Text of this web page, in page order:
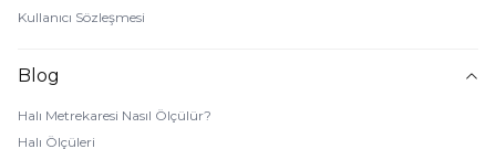
Kullanıcı Sözleşmesi
Blog
Halı Metrekaresi Nasıl Ölçülür?
Halı Ölçüleri